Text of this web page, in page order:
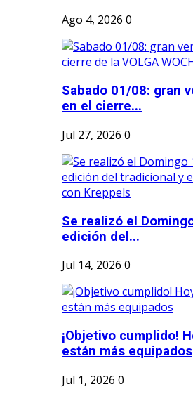
Ago 4, 2026 0
Sabado 01/08: gran
en el cierre...
Jul 27, 2026 0
Se realizó el
edición del...
Jul 14, 2026 0
¡Objetivo cumplido!
están más equipados
Jul 1, 2026 0